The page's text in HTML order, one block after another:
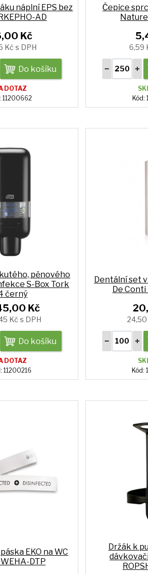
náplní EPS bez
AD
Kč
Kč s DPH
Do košíku
DOTAZ
11200662
Čepice
Nature
6,59
Kód:
pěnového
S-Box Tork
černý
Kč
Kč s DPH
Do košíku
DOTAZ
11200216
Dentální set
De Conti
24,50
Kód:
EKO na WC
DTP
Držák k